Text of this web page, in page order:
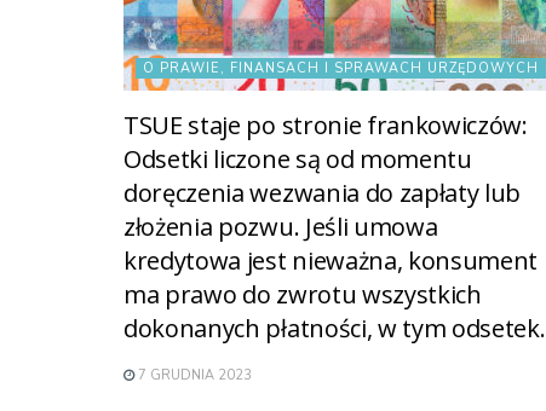
O PRAWIE, FINANSACH I SPRAWACH URZĘDOWYCH
TSUE staje po stronie frankowiczów:
Odsetki liczone są od momentu
doręczenia wezwania do zapłaty lub
złożenia pozwu. Jeśli umowa
kredytowa jest nieważna, konsument
ma prawo do zwrotu wszystkich
dokonanych płatności, w tym odsetek.
7 GRUDNIA 2023